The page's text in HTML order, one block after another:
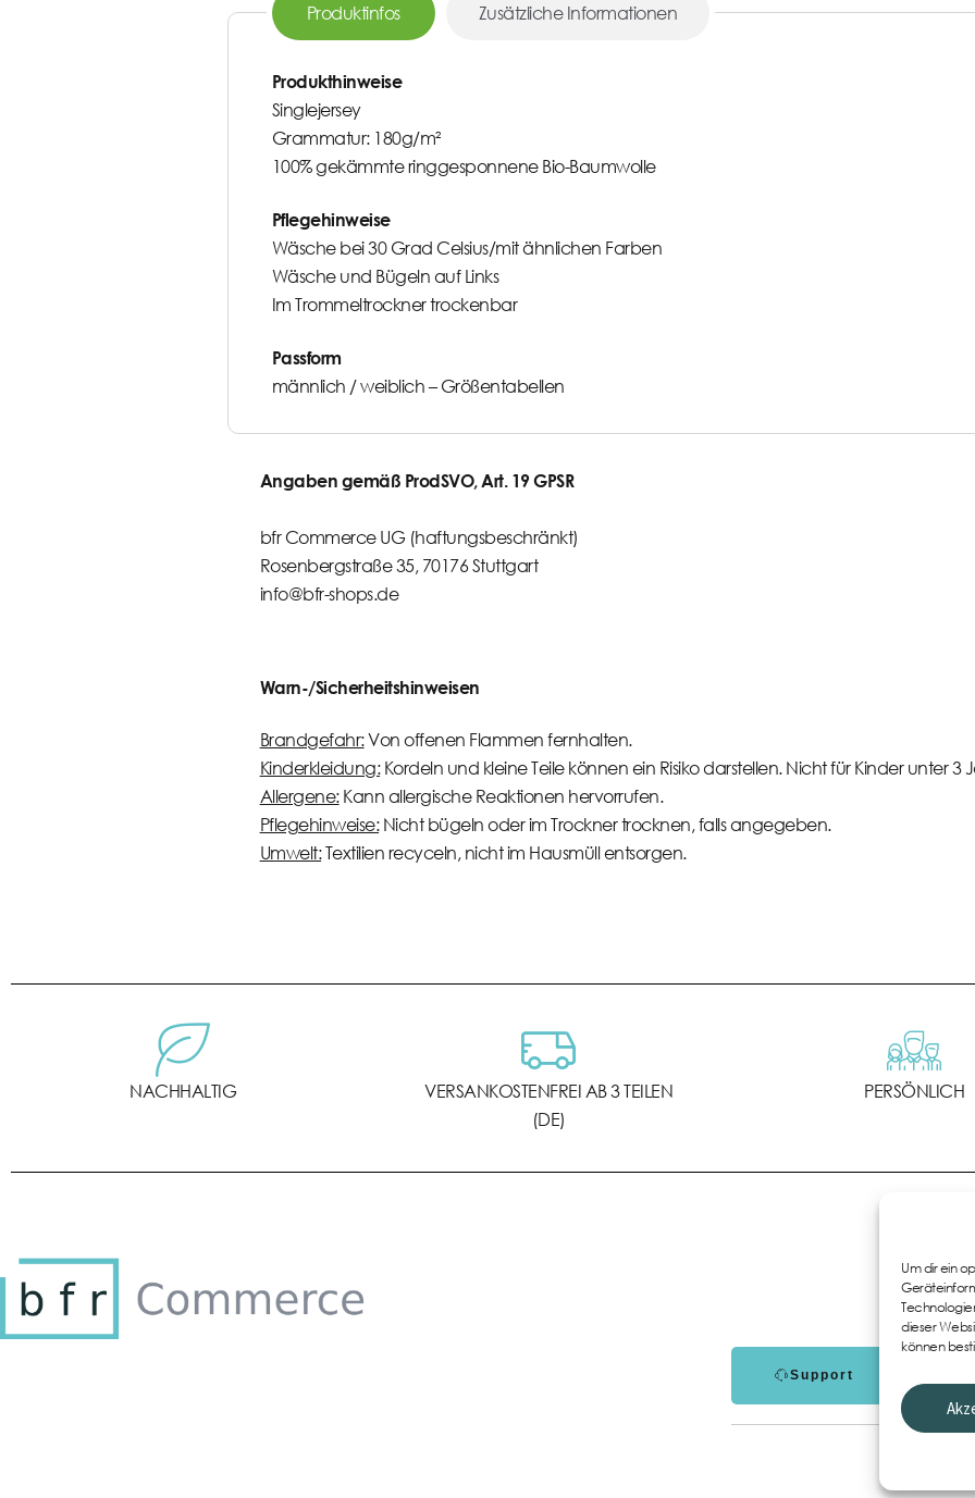
Um dir ein
dieser
können
Produktinfos Zusätzliche Informationen
Produkthinweise
Singlejersey
Grammatur: 180g/m²
100% gekämmte ringgesponnene Bio-Baumwolle
Pflegehinweise
Wäsche bei 30 Grad Celsius/mit ähnlichen Farben
Wäsche und Bügeln auf Links
Im Trommeltrockner trockenbar
Passform
männlich / weiblich –Größentabellen
Angaben gemäß ProdSVO, Art. 19 GPSR
bfr Commerce UG (haftungsbeschränkt)
Rosenbergstraße 35, 70176 Stuttgart
info@bfr-shops.de
Warn-/Sicherheitshinweisen
Brandgefahr:Von offenen Flammen fernhalten.
Kinderkleidung:Kordeln und kleine Teile können ein Risiko darstellen. Nicht für Kinder unter 3
Allergene:Kann allergische Reaktionen hervorrufen.
Pflegehinweise:Nicht bügeln oder im Trockner trocknen, falls angegeben.
Umwelt:Textilien recyceln, nicht im Hausmüll entsorgen.
NACHHALTIG
VERSANKOSTENFREI AB 3 TEILEN
(DE)
PERSÖNLICH
Support